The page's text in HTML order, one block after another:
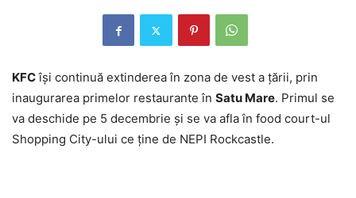
KFCîşi continuă extinderea în zona de vest a ţării, prin
inaugurarea primelor restaurante în Satu Mare. Primul se
va deschide pe 5 decembrie şi se va afla în food court-ul
Shopping City-ului ce ţine de NEPI Rockcastle.